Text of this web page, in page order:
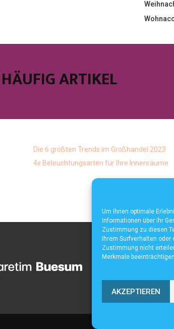
Um Ihnen optimale
Informationen über Ihr
Zustimmung zu diesen
Ihrem Surfverhalten
Zustimmung nicht
Merkmale
AKZEPTIEREN
ARTIKEL
Die 6 größten Trends im Großhandel 2023
4x Beleuchtungsarten für Ihre Innenräume